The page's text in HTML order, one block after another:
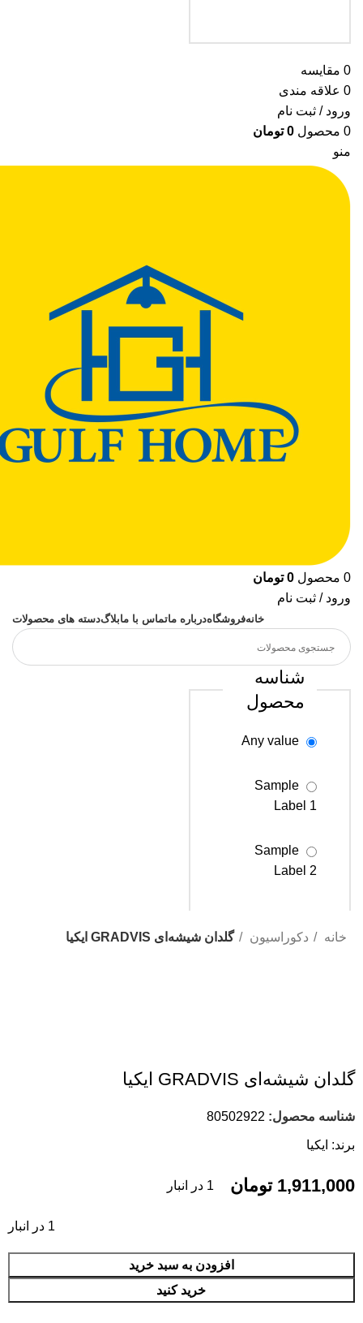
0 مقایسه
0 علاقه مندی
ورود / ثبت نام
0 محصول 0 تومان
منو
0 محصول 0 تومان
ورود / ثبت نام
خانهفروشگاهدرباره ماتماس با مابلاگدسته های محصولات
شناسه
محصول
Sample
Label 1
Sample
Label 2
Label 3 خانه دکوراسیون گلدان شیشه‌ای GRADVIS ایکیا
گلدان شیشه‌ای GRADVIS ایکیا
شناسه محصول: 80502922
برند: ایکیا
1,911,000 تومان 1 در انبار
1 در انبار
افزودن به سبد خرید
خرید کنید